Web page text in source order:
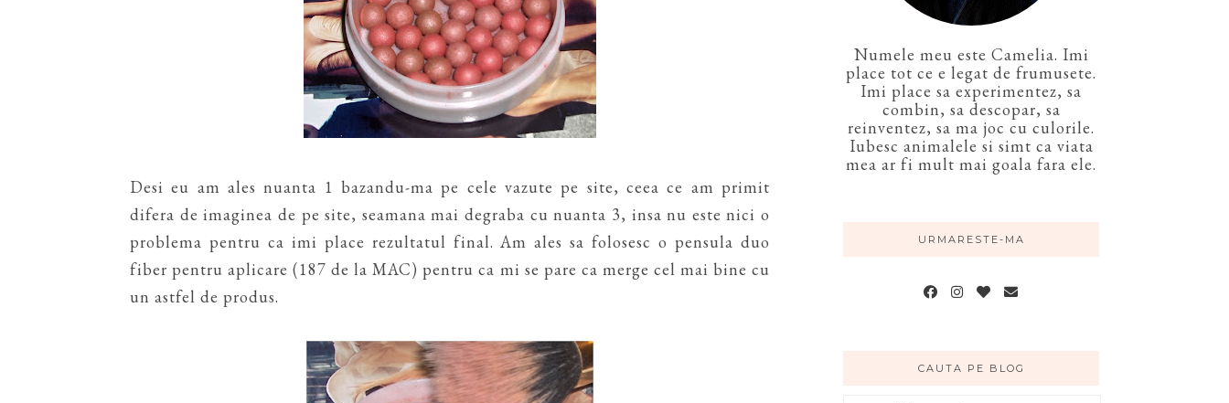
Desi eu am ales nuanta 1 bazandu-ma pe cele vazute pe site, ceea ce am primit
difera de imaginea de pe site, seamana mai degraba cu nuanta 3, insa nu este nici o
problema pentru ca imi place rezultatul final. Am ales sa folosesc o pensula duo
fiber pentru aplicare (187 de la MAC) pentru ca mi se pare ca merge cel mai bine cu
un astfel de produs.
Numele meu este Camelia. Imi
place tot ce e legat de frumusete.
Imi place sa experimentez, sa
combin, sa descopar, sa
reinventez, sa ma joc cu culorile.
Iubesc animalele si simt ca viata
mea ar fi mult mai goala fara ele.
URMARESTE-MA
CAUTA PE BLOG